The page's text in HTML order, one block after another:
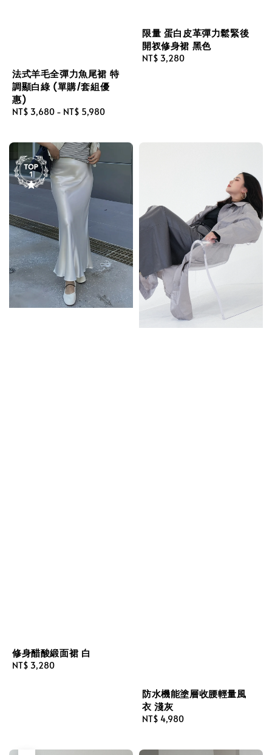
法式羊毛全彈力魚尾裙 特
調顯白綠 (單購/套組優
惠)
Regular
NT$ 3,680 - NT$ 5,980
限量 蛋白皮革彈力鬆緊後
開衩修身裙 黑色
Regular
NT$ 3,280
修身醋酸緞面裙 白
Regular
NT$ 3,280
防水機能塗層收腰輕量風
衣 淺灰
Regular
NT$ 4,980